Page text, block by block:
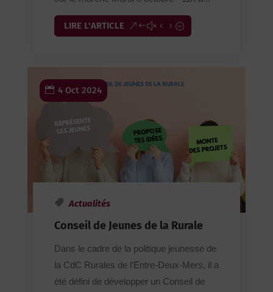
LIRE L'ARTICLE
4 Oct 2024
Actualités
Conseil de Jeunes de la Rurale
Dans le cadre de la politique jeunesse de
la CdC Rurales de l'Entre-Deux-Mers, il a
été défini de développer un Conseil de